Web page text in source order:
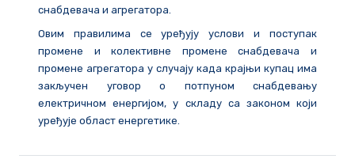
снабдевача и агрегатора.
Овим правилима се уређују услови и поступак
промене и колективне промене снабдевача и
промене агрегатора у случају када крајњи купац има
закључен уговор о потпуном снабдевању
електричном енергијом, у складу са законом који
уређује област енергетике.